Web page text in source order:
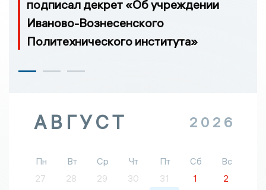
подписал декрет «Об учреждении
Иваново-Вознесенского
Политехнического института»
АВГУСТ 2026
Пн Вт Ср Чт Пт Сб
Вс
27
28 29 30 31 1
2